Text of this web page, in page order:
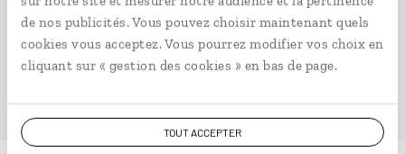
de nos publicités. Vous pouvez choisir maintenant quels
cookies vous acceptez. Vous pourrez modifier vos choix en
cliquant sur « gestion des cookies » en bas de page.
TOUT ACCEPTER
VOIR NOS 3 IDÉES DE VOYAGE EN SARDAIGNE